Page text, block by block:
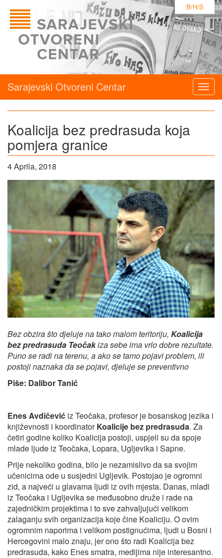
B/H/S
Sarajevski Otvoreni Centar
Koalicija bez predrasuda koja
pomjera granice
4 Aprila, 2018
Bez obzira što djeluje na tako malom teritoriju, Koalicija
bez predrasuda Teočakiza sebe ima vrlo dobre rezultate.
Puno se radi na terenu, a ako se tamo pojavi problem, ili
postoji naznaka da se pojavi, djeluje se preventivno
Piše: Dalibor Tanić
Enes Avdičević iz Teočaka, profesor je bosanskog jezika i
književnosti i koordinatorKoalicije bez predrasuda. Za
četiri godine koliko Koalicija postoji, uspjeli su da spoje
mlade ljude iz Teočaka, Lopara, Ugljevika i Sapne.
Prije nekoliko godina, bilo je nezamislivo da sa svojim
učenicima ode u susjedni Ugljevik. Postojao je ogromni
zid, a najveći u glavama ljudi iz ovih mjesta. Danas, mladi
iz Teočaka i Ugljevika se međusobno druže i rade na
zajedničkim projektima i to sve zahvaljujući velikom
zalaganju svih organizacija koje čine Koaliciju. O ovim
ogromnim naporima i velikom postignućima, ljudi u Bosni i
Hercegovini malo znaju, jer ono što radi Koalicija bez
predrasuda, kako Enes smatra, medijima nije interesantno.